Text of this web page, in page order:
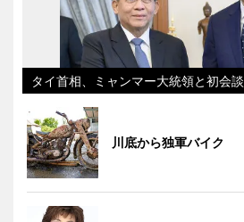
タイ首相、ミャンマー大統領と初会談
川底から独軍バイク